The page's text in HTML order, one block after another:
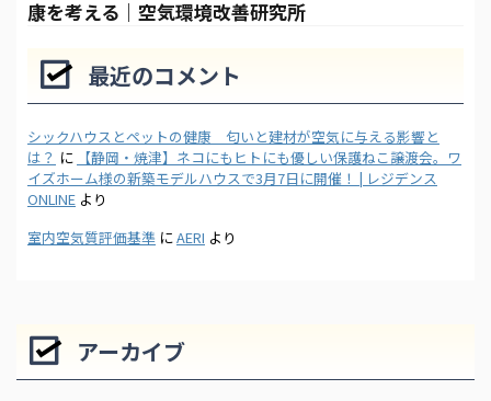
康を考える｜空気環境改善研究所
最近のコメント
シックハウスとペットの健康 匂いと建材が空気に与える影響と
は？ に 【静岡・焼津】ネコにもヒトにも優しい保護ねこ譲渡会。ワ
イズホーム様の新築モデルハウスで3月7日に開催！ | レジデンス
ONLINE より
室内空気質評価基準 にAERI より
アーカイブ